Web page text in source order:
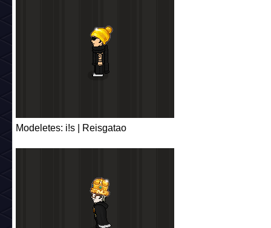
Modeletes: i!s | Reisgatao